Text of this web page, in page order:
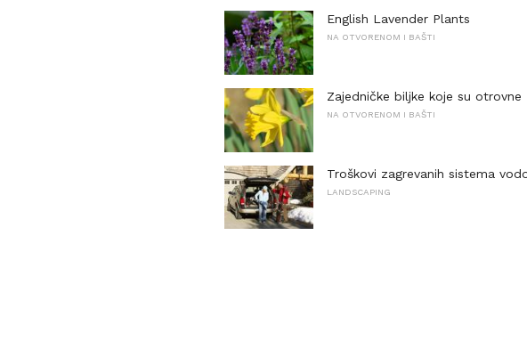
English Lavender Plants
NA OTVORENOM I BAŠTI
Zajedničke biljke koje su otrovne
NA OTVORENOM I BAŠTI
Troškovi zagrevanih sistema
LANDSCAPING